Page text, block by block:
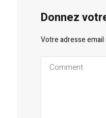
Donnez
Votre adresse